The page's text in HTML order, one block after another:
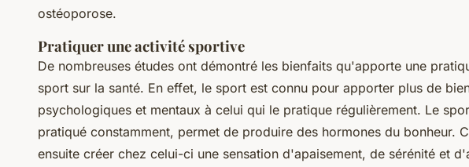
ostéoporose.
Pratiquer une activité sportive
De nombreuses études ont démontré les bienfaits qu'apporte une
sport sur la santé. En effet, le sport est connu pour apporter plus de
psychologiques et mentaux à celui qui le pratique régulièrement. Le
pratiqué constamment, permet de produire des hormones du bonheur.
ensuite créer chez celui-ci une sensation d'apaisement, de sérénité et